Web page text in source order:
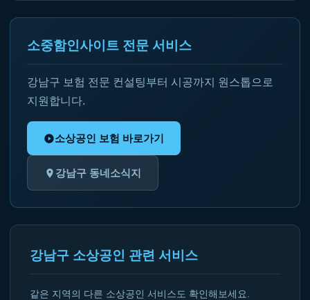
소중함인사이트 전문 서비스
강남구 보험 전문 컨설팅부터 시공까지 원스톱으로
지원합니다.
소상공인 보험 바로가기
강남구 동네소식지
강남구 소상공인 관련 서비스
같은 지역의 다른 소상공인 서비스도 확인해보세요.